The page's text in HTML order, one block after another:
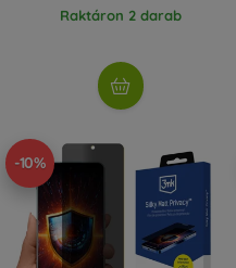
Raktáron 2 darab
-10%